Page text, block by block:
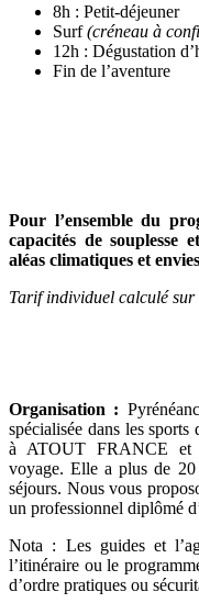
8h : Petit-déjeuner
Surf(créneau à
12h : Dégustation
Fin de l’aventure
Pour l’ensemble du
capacités de souplesse
aléas climatiques et
Tarif individuel calculé
Organisation :
spécialisée dans les sports
à ATOUT FRANCE et
voyage. Elle a plus de 20
séjours. Nous vous
un professionnel diplômé
Nota : Les guides et
l’itinéraire ou le
d’ordre pratiques ou